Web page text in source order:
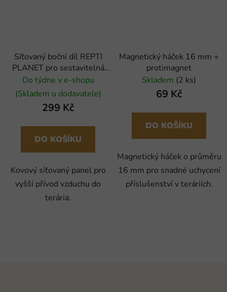
Síťovaný boční díl REPTI
PLANET pro sestavitelná
terária 007-60590 (2ks)
Do týdne v e-shopu
(Skladem u dodavatele)
299 Kč
DO KOŠÍKU
Kovový síťovaný panel pro
vyšší přívod vzduchu do
terária.
Magnetický háček 16 mm +
protimagnet
Skladem (2 ks)
69 Kč
DO KOŠÍKU
Magnetický háček o průměru
16 mm pro snadné uchycení
příslušenství v teráriích.